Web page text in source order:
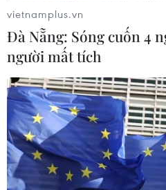
TIN CÙNG CHUYÊN
Trung Quốc nâng mức ứng
cấp với bão Dolphin
vietnamplus.vn
Đà Nẵng: Sóng cuốn 4
người mất tích